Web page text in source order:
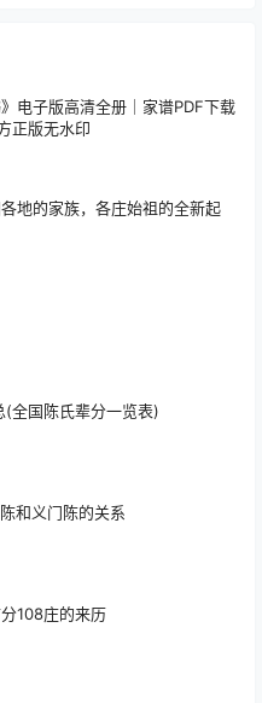
电子版高清全册｜家谱PDF下载
正版无水印
地的家族，各庄始祖的全新起
(全国陈氏辈分一览表)
和义门陈的关系
108庄的来历